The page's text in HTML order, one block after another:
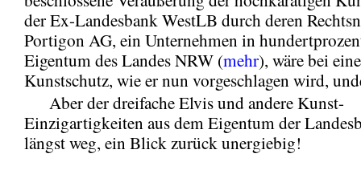
der Ex-Landesbank WestLB durch deren
Portigon AG, ein Unternehmen in
Eigentum des Landes NRW (mehr), wäre bei
Kunstschutz, wie er nun vorgeschlagen wird,
Aber der dreifache Elvis und andere Kunst-
Einzigartigkeiten aus dem Eigentum der
längst weg, ein Blick zurück unergiebig!